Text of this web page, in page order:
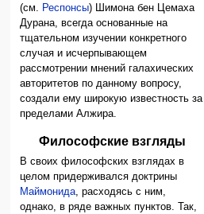
(см. Респонсы) Шимона бен Цемаха
Дурана, всегда основанные на
тщательном изучении конкретного
случая и исчерпывающем
рассмотрении мнений галахических
авторитетов по данному вопросу,
создали ему широкую известность за
пределами Алжира.
Философские взгляды
В своих философских взглядах в
целом придерживался доктрины
Маймонида, расходясь с ним,
однако, в ряде важных пунктов. Так,